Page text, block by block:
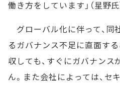
働き方をしています」（星野氏
グローバル化に伴って、同
るガバナンス不足に直面する
収しても、すぐにガバナン
ん。また会社によっては、セ